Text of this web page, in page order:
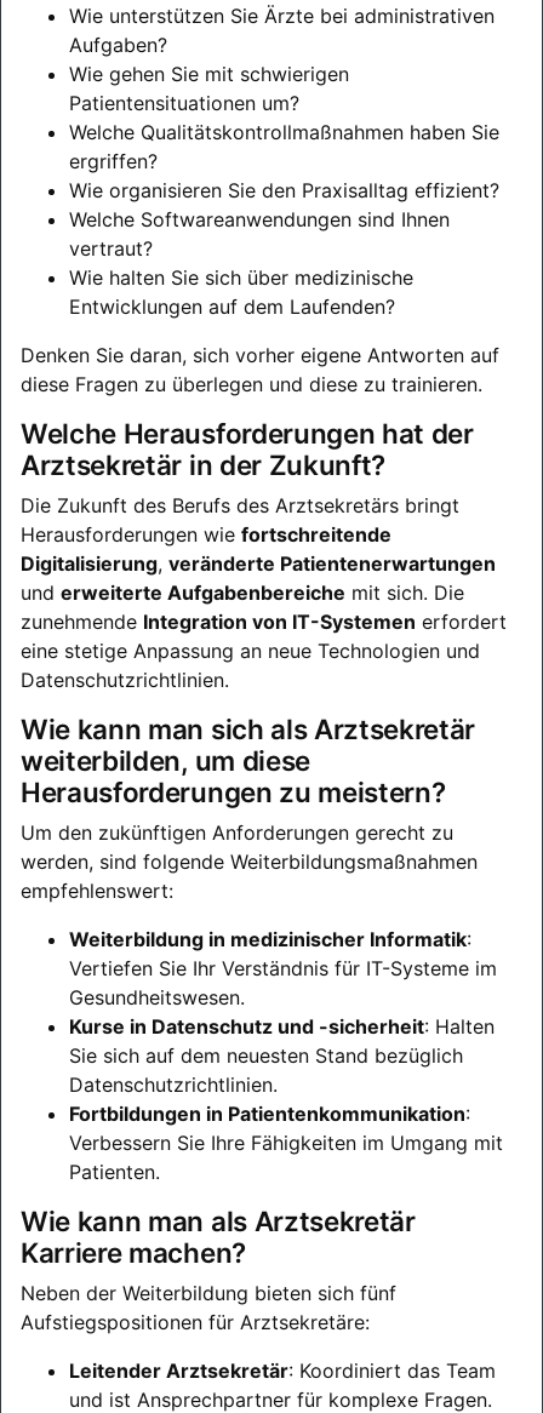
Wie unterstützen Sie Ärzte bei administrativen
Aufgaben?
Wie gehen Sie mit schwierigen
Patientensituationen um?
Welche Qualitätskontrollmaßnahmen haben Sie
ergriffen?
Wie organisieren Sie den Praxisalltag effizient?
Welche Softwareanwendungen sind Ihnen
vertraut?
Wie halten Sie sich über medizinische
Entwicklungen auf dem Laufenden?
Denken Sie daran, sich vorher eigene Antworten auf
diese Fragen zu überlegen und diese zu trainieren.
Welche Herausforderungen hat der
Arztsekretär in der Zukunft?
Die Zukunft des Berufs des Arztsekretärs bringt
Herausforderungen wie fortschreitende
Digitalisierung, veränderte Patientenerwartungen
und erweiterte Aufgabenbereiche mit sich. Die
zunehmende Integration von IT-Systemen erfordert
eine stetige Anpassung an neue Technologien und
Datenschutzrichtlinien.
Wie kann man sich als Arztsekretär
weiterbilden, um diese
Herausforderungen zu meistern?
Um den zukünftigen Anforderungen gerecht zu
werden, sind folgende Weiterbildungsmaßnahmen
empfehlenswert:
Weiterbildung in medizinischer Informatik:
Vertiefen Sie Ihr Verständnis für IT-Systeme im
Gesundheitswesen.
Kurse in Datenschutz und -sicherheit: Halten
Sie sich auf dem neuesten Stand bezüglich
Datenschutzrichtlinien.
Fortbildungen in Patientenkommunikation:
Verbessern Sie Ihre Fähigkeiten im Umgang mit
Patienten.
Wie kann man als Arztsekretär
Karriere machen?
Neben der Weiterbildung bieten sich fünf
Aufstiegspositionen für Arztsekretäre:
Leitender Arztsekretär: Koordiniert das Team
und ist Ansprechpartner für komplexe Fragen.